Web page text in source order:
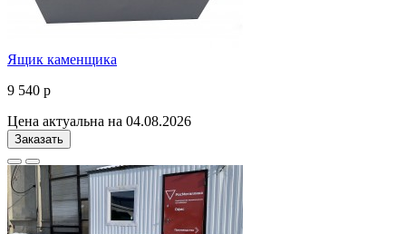
Ящик каменщика
9 540 р
Цена актуальна на 04.08.2026
Заказать